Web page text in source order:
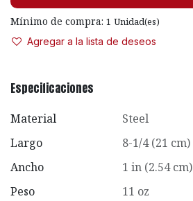
Mínimo de compra: 1 Unidad(es)
Agregar a la lista de deseos
Especificaciones
Material
Steel
Largo
8-1/4 (21 cm)
Ancho
1 in (2.54 cm)
Peso
11 oz